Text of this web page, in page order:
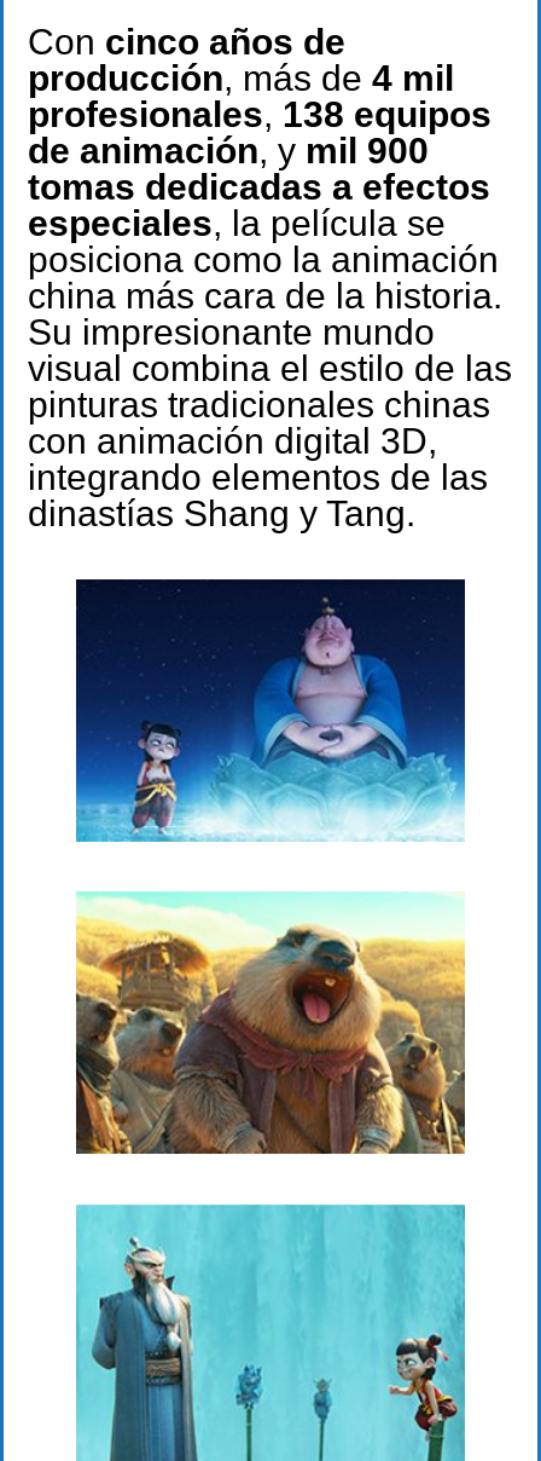
Con cinco años de
producción, más de 4 mil
profesionales, 138 equipos
de animación, y mil 900
tomas dedicadas a efectos
especiales, la película se
posiciona como la animación
china más cara de la historia.
Su impresionante mundo
visual combina el estilo de las
pinturas tradicionales chinas
con animación digital 3D,
integrando elementos de las
dinastías Shang y Tang.